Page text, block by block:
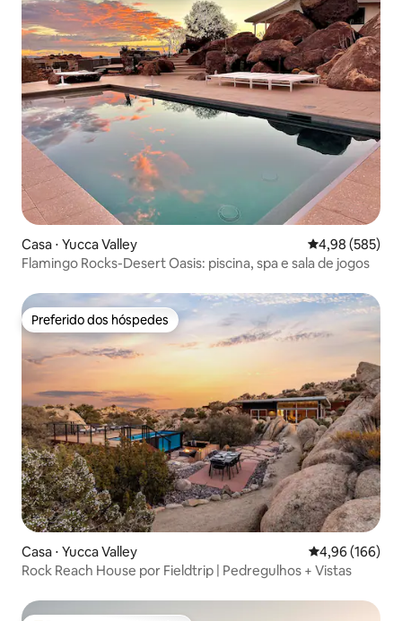
Casa ⋅ Yucca Valley 4,98 de uma
4,98 (585)
Flamingo Rocks-Desert Oasis: piscina, spa e sala de jogos
Preferido dos hóspedes
Preferido dos hóspedes
Casa ⋅ Yucca Valley 4,96 de uma
4,96 (166)
Rock Reach House por Fieldtrip | Pedregulhos + Vistas